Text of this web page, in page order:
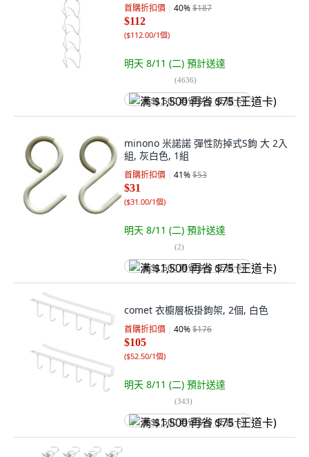
首購折扣價 40%$187
$112
($112.00/1個)
明天 8/11 (二) 預計送達
(4636)
满 $1,500 再省 $75 (王道卡)
minono 米諾諾 彈性防掉式S鉤 大 2入
組, 灰白色, 1組
首購折扣價 41%$53
$31
($31.00/1個)
明天 8/11 (二) 預計送達
(2)
满 $1,500 再省 $75 (王道卡)
comet 衣櫥層板掛鉤架, 2個, 白色
首購折扣價 40%$176
$105
($52.50/1個)
明天 8/11 (二) 預計送達
(343)
满 $1,500 再省 $75 (王道卡)